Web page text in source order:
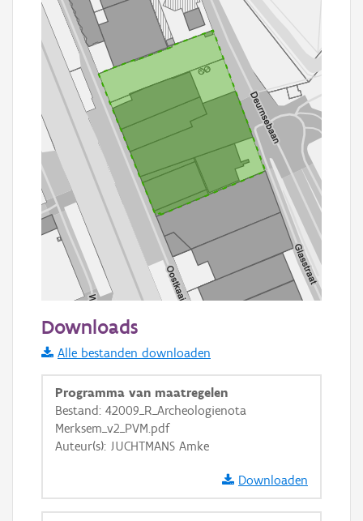
Informatie Vlaanderen
i
+ −
Downloads
Alle bestanden downloaden
Programma van maatregelen
Bestand: 42009_R_Archeologienota
Merksem_v2_PVM.pdf
Auteur(s): JUCHTMANS Amke
Downloaden